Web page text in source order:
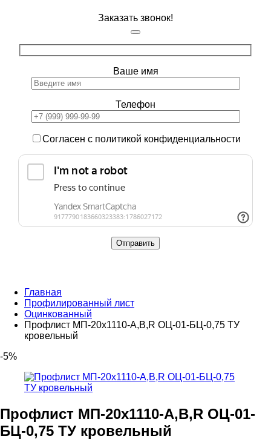
Заказать звонок!
Ваше имя
Телефон
Согласен с политикой конфиденциальности
Главная
Профилированный лист
Оцинкованный
Профлист МП-20х1110-A,B,R ОЦ-01-БЦ-0,75 ТУ
кровельный
-5%
Профлист МП-20х1110-A,B,R ОЦ-01-
БЦ-0,75 ТУ кровельный